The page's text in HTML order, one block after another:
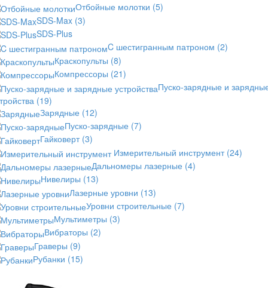
Отбойные молотки (5)
SDS-Max (3)
SDS-Plus
C шестигранным патроном (2)
Краскопульты (8)
Компрессоры (21)
Пуско-зарядные и
(19)
Зарядные (12)
Пуско-зарядные (7)
Гайковерт (3)
Измерительный инструмент (24)
Дальномеры лазерные (4)
Нивелиры (13)
Лазерные уровни (13)
Уровни строительные (7)
Мультиметры (3)
Вибраторы (2)
Граверы (9)
Рубанки (15)